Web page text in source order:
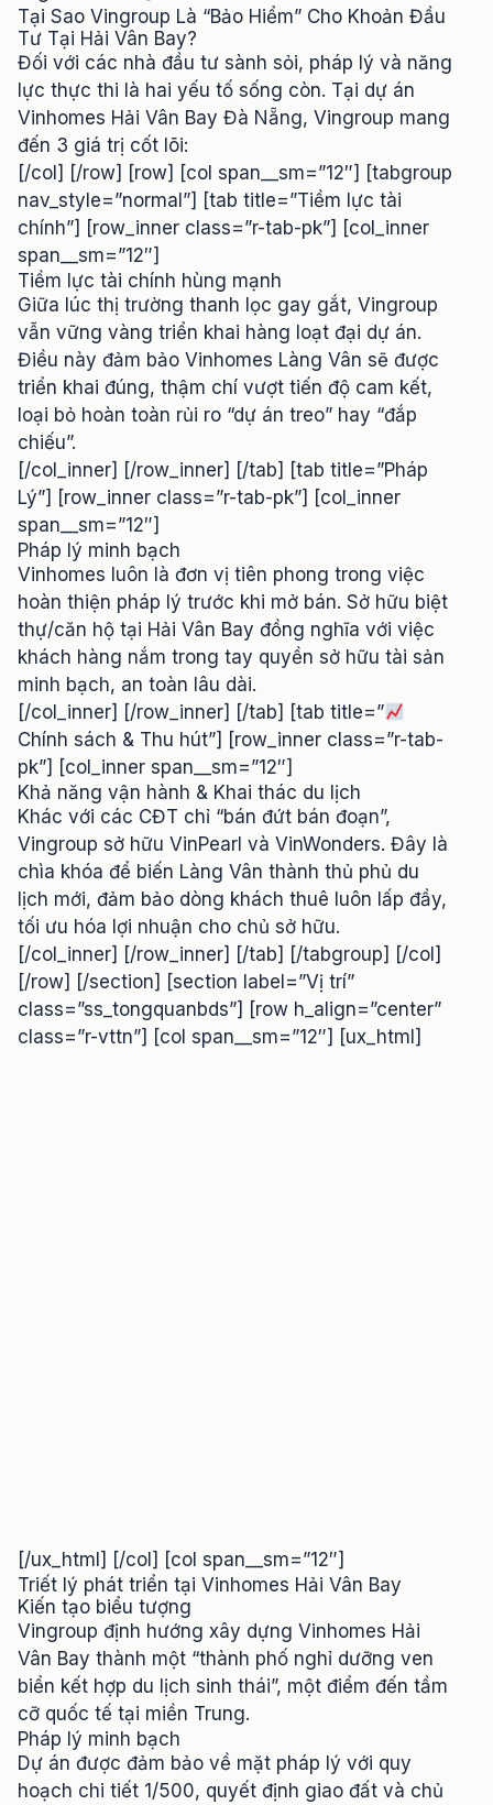
Tại Sao Vingroup Là “Bảo Hiểm” Cho Khoản Đầu
Tư Tại Hải Vân Bay?
Đối với các nhà đầu tư sành sỏi, pháp lý và năng
lực thực thi là hai yếu tố sống còn. Tại dự án
Vinhomes Hải Vân Bay Đà Nẵng, Vingroup mang
đến 3 giá trị cốt lõi:
[/col] [/row] [row] [col span__sm=”12″] [tabgroup
nav_style=”normal”] [tab title=”Tiềm lực tài
chính”] [row_inner class=”r-tab-pk”] [col_inner
span__sm=”12″]
Tiềm lực tài chính hùng mạnh
Giữa lúc thị trường thanh lọc gay gắt, Vingroup
vẫn vững vàng triển khai hàng loạt đại dự án.
Điều này đảm bảo Vinhomes Làng Vân sẽ được
triển khai đúng, thậm chí vượt tiến độ cam kết,
loại bỏ hoàn toàn rủi ro “dự án treo” hay “đắp
chiếu”.
[/col_inner] [/row_inner] [/tab] [tab title=”Pháp
Lý”] [row_inner class=”r-tab-pk”] [col_inner
span__sm=”12″]
Pháp lý minh bạch
Vinhomes luôn là đơn vị tiên phong trong việc
hoàn thiện pháp lý trước khi mở bán. Sở hữu biệt
thự/căn hộ tại Hải Vân Bay đồng nghĩa với việc
khách hàng nắm trong tay quyền sở hữu tài sản
minh bạch, an toàn lâu dài.
[/col_inner] [/row_inner] [/tab] [tab title=”
Chính sách & Thu hút”] [row_inner class=”r-tab-
pk”] [col_inner span__sm=”12″]
Khả năng vận hành & Khai thác du lịch
Khác với các CĐT chỉ “bán đứt bán đoạn”,
Vingroup sở hữu VinPearl và VinWonders. Đây là
chìa khóa để biến Làng Vân thành thủ phủ du
lịch mới, đảm bảo dòng khách thuê luôn lấp đầy,
tối ưu hóa lợi nhuận cho chủ sở hữu.
[/col_inner] [/row_inner] [/tab] [/tabgroup] [/col]
[/row] [/section] [section label=”Vị trí”
class=”ss_tongquanbds”] [row h_align=”center”
class=”r-vttn”] [col span__sm=”12″] [ux_html]
[/ux_html] [/col] [col span__sm=”12″]
Triết lý phát triển tại Vinhomes Hải Vân Bay
Kiến tạo biểu tượng
Vingroup định hướng xây dựng Vinhomes Hải
Vân Bay thành một “thành phố nghỉ dưỡng ven
biển kết hợp du lịch sinh thái”, một điểm đến tầm
cỡ quốc tế tại miền Trung.
Pháp lý minh bạch
Dự án được đảm bảo về mặt pháp lý với quy
hoạch chi tiết 1/500, quyết định giao đất và chủ